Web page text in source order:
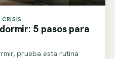
5 pasos para
prueba esta rutina